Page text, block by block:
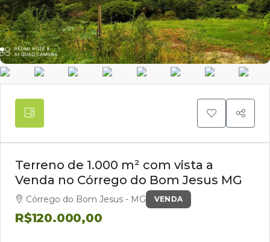
VENDA
Terreno de 1.000 m² com vista a
Venda no Córrego do Bom Jesus MG
Córrego do Bom Jesus - MG
R$120.000,00